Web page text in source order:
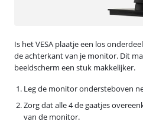
Is het VESA plaatje een los
de achterkant van je monitor. Dit
beeldscherm een stuk makkelijker.
Leg de monitor ondersteboven
Zorg dat alle 4 de gaatjes
van de monitor.